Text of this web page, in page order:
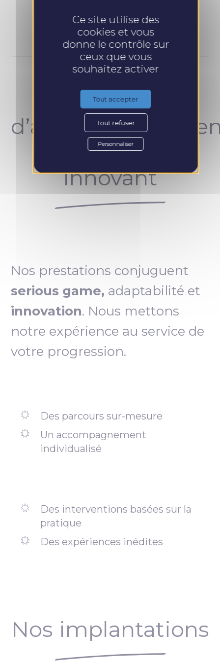
Un concept
unique et
innovant
Nos prestations conjuguent
serious game, adaptabilité et
innovation. Nous mettons
notre expérience au service de
votre progression.
Des parcours sur-mesure
Un accompagnement
individualisé
Des interventions basées sur la
pratique
Des expériences inédites
Nos implantations
Ce site utilise des
cookies et vous
donne le contrôle sur
ceux que vous
souhaitez activer
Tout accepter
Tout refuser
Personnaliser